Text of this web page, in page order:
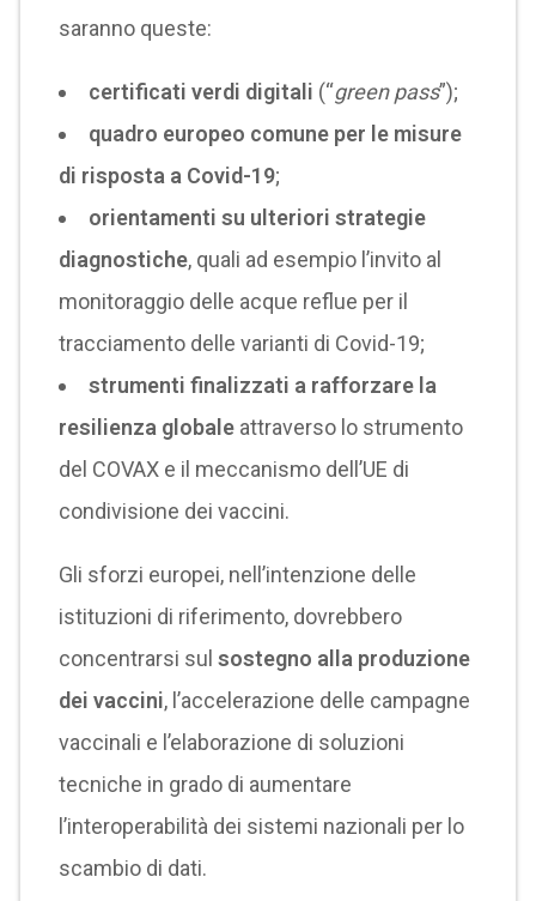
saranno queste:
certificati verdi digitali (“green pass”);
quadro europeo comune per le misure
di risposta a Covid-19;
orientamenti su ulteriori strategie
diagnostiche, quali ad esempio l’invito al
monitoraggio delle acque reflue per il
tracciamento delle varianti di Covid-19;
strumenti finalizzati a rafforzare la
resilienza globaleattraverso lo strumento
del COVAX e il meccanismo dell’UE di
condivisione dei vaccini.
Gli sforzi europei, nell’intenzione delle
istituzioni di riferimento, dovrebbero
concentrarsi sul sostegno alla produzione
dei vaccini, l’accelerazione delle campagne
vaccinali e l’elaborazione di soluzioni
tecniche in grado di aumentare
l’interoperabilità dei sistemi nazionali per lo
scambio di dati.